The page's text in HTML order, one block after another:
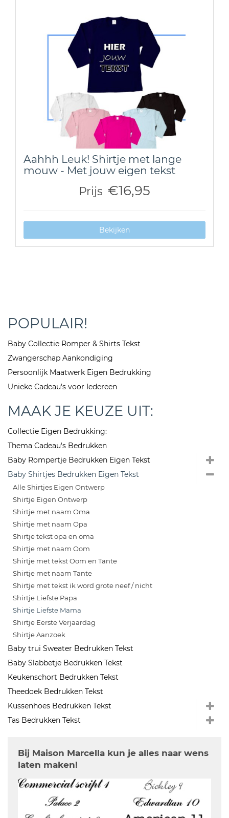
Aahhh Leuk! Shirtje met lange
mouw - Met jouw eigen tekst
Prijs €16,95
Bekijken
POPULAIR!
Baby Collectie Romper & Shirts Tekst
Zwangerschap Aankondiging
Persoonlijk Maatwerk Eigen Bedrukking
Unieke Cadeau's voor Iedereen
MAAK JE KEUZE UIT:
Collectie Eigen Bedrukking:
Thema Cadeau's Bedrukken
Baby Rompertje Bedrukken Eigen Tekst
Baby Shirtjes Bedrukken Eigen Tekst
Alle Shirtjes Eigen Ontwerp
Shirtje Eigen Ontwerp
Shirtje met naam Oma
Shirtje met naam Opa
Shirtje tekst opa en oma
Shirtje met naam Oom
Shirtje met tekst Oom en Tante
Shirtje met naam Tante
Shirtje met tekst ik word grote neef / nicht
Shirtje Liefste Papa
Shirtje Liefste Mama
Shirtje Eerste Verjaardag
Shirtje Aanzoek
Baby trui Sweater Bedrukken Tekst
Baby Slabbetje Bedrukken Tekst
Keukenschort Bedrukken Tekst
Theedoek Bedrukken Tekst
Kussenhoes Bedrukken Tekst
Tas Bedrukken Tekst
Bij Maison Marcella kun je alles naar wens
laten maken!